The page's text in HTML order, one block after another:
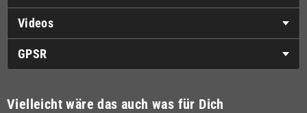
Videos
GPSR
Vielleicht wäre das auch was für Dich